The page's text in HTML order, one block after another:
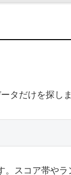
タだけを探し
スコア帯や